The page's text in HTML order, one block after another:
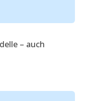
– auch